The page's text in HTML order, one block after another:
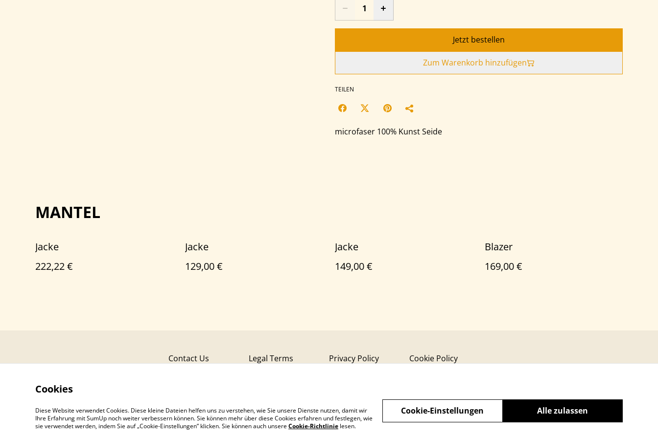
Jetzt bestellen
Zum Warenkorb hinzufügen
TEILEN
microfaser 100% Kunst Seide
MANTEL
Jacke
222,22 €
Jacke
129,00 €
Jacke
149,00 €
Blazer
169,00 €
Contact Us Legal Terms Privacy Policy Cookie Policy
©2026 Mantel Jacke
Cookies
Diese Website verwendet Cookies. Diese kleine Dateien helfen uns zu verstehen, wie Sie unsere Dienste nutzen, damit wir
Ihre Erfahrung mit SumUp noch weiter verbessern können. Sie können mehr über diese Cookies erfahren und festlegen, wie
sie verwendet werden, indem Sie auf „Cookie-Einstellungen” klicken. Sie können auch unsereCookie-Richtlinie lesen.
Alle zulassen
Cookie-Einstellungen